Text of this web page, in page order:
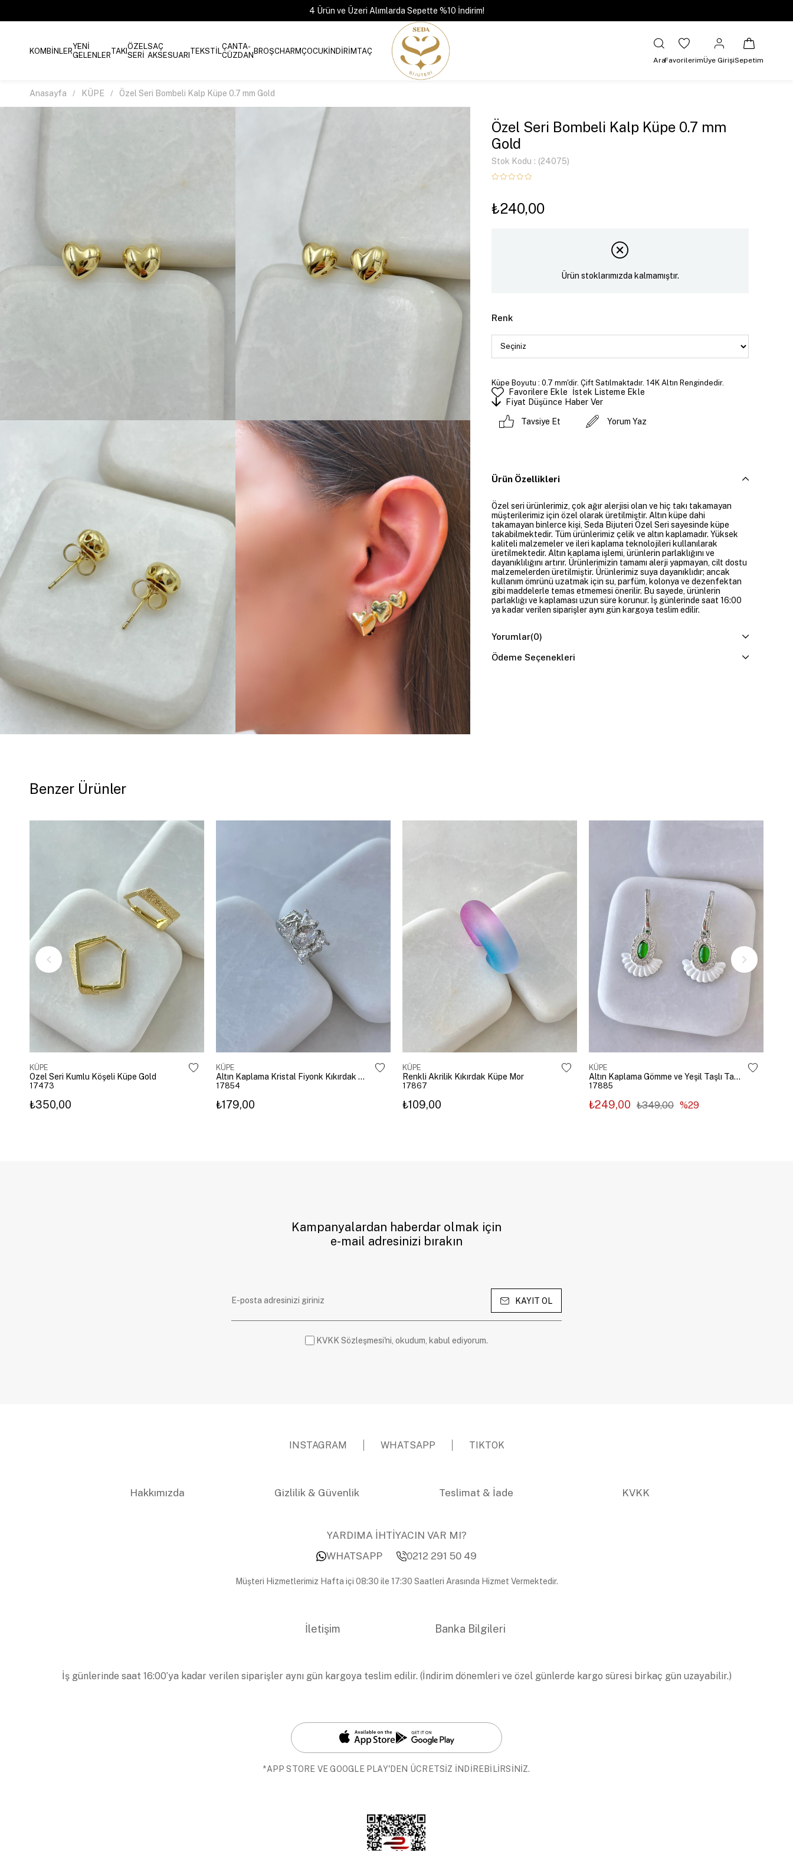
4 Ürün ve Üzeri Alımlarda Sepette %10 İndirim!
KOMBİNLERYENİ
GELENLERTAKIÖZEL
SERİ
SAÇ
AKSESUARI TEKSTİLÇANTA-
CÜZDANBROŞCHARMÇOCUKİNDİRİMTAÇ
AraFavorilerimÜye GirişiSepetim
Anasayfa KÜPE Özel Seri Bombeli Kalp Küpe 0.7 mm Gold
Özel Seri Bombeli Kalp Küpe 0.7 mm
Gold
Stok Kodu (24075)
₺240,00
Ürün stoklarımızda kalmamıştır.
Renk
Küpe Boyutu : 0.7 mm'dir. Çift Satılmaktadır. 14K Altın Rengindedir.
Favorilere Ekle
İstek Listeme Ekle
Fiyat Düşünce Haber Ver
Tavsiye Et Yorum Yaz
Ürün Özellikleri
Özel seri ürünlerimiz, çok ağır alerjisi olan ve hiç takı takamayan
müşterilerimiz için özel olarak üretilmiştir. Altın küpe dahi
takamayan binlerce kişi, Seda Bijuteri Özel Seri sayesinde küpe
takabilmektedir. Tüm ürünlerimiz çelik ve altın kaplamadır. Yüksek
kaliteli malzemeler ve ileri kaplama teknolojileri kullanılarak
üretilmektedir. Altın kaplama işlemi, ürünlerin parlaklığını ve
dayanıklılığını artırır. Ürünlerimizin tamamı alerji yapmayan, cilt dostu
malzemelerden üretilmiştir. Ürünlerimiz suya dayanıklıdır; ancak
kullanım ömrünü uzatmak için su, parfüm, kolonya ve dezenfektan
gibi maddelerle temas etmemesi önerilir. Bu sayede, ürünlerin
parlaklığı ve kaplaması uzun süre korunur. İş günlerinde saat 16:00
ya kadar verilen siparişler aynı gün kargoya teslim edilir.
Yorumlar(0)
Ödeme Seçenekleri
Benzer Ürünler
KÜPE
Özel Seri Kumlu Köşeli Küpe Gold
17473
₺350,00
KÜPE
Altın Kaplama Kristal Fiyonk Kıkırdak Küpe Gümüş
17854
₺179,00
KÜPE
Renkli Akrilik Kıkırdak Küpe Mor
17867
₺109,00
KÜPE
Altın Kaplama Gömme ve Yeşil Taşlı Tasarım Küpe Gümüş
17885
₺249,00 ₺349,00 %29
Kampanyalardan haberdar olmak için
e-mail adresinizi bırakın
KAYIT OL
KVKK Sözleşmesi'ni, okudum, kabul ediyorum.
INSTAGRAM WHATSAPP TIKTOK
Hakkımızda Gizlilik & Güvenlik Teslimat & İade KVKK
YARDIMA İHTİYACIN VAR MI?
WHATSAPP
0212 291 50 49
Müşteri Hizmetlerimiz Hafta içi 08:30 ile 17:30 Saatleri Arasında Hizmet Vermektedir.
İletişim Banka Bilgileri
İş günlerinde saat 16:00’ya kadar verilen siparişler aynı gün kargoya teslim edilir. (İndirim dönemleri ve özel günlerde kargo süresi birkaç gün uzayabilir.)
*APP STORE VE GOOGLE PLAY'DEN ÜCRETSİZ İNDİREBİLİRSİNİZ.